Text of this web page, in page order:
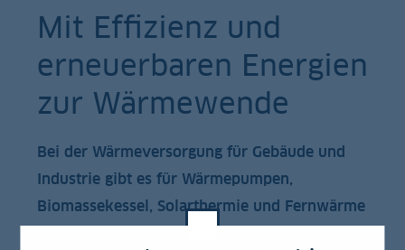
Mit Effizienz und
erneuerbaren Energien
zur Wärmewende
Bei der Wärmeversorgung für Gebäude und
Industrie gibt es für Wärmepumpen,
Biomassekessel, Solarthermie und Fernwärme